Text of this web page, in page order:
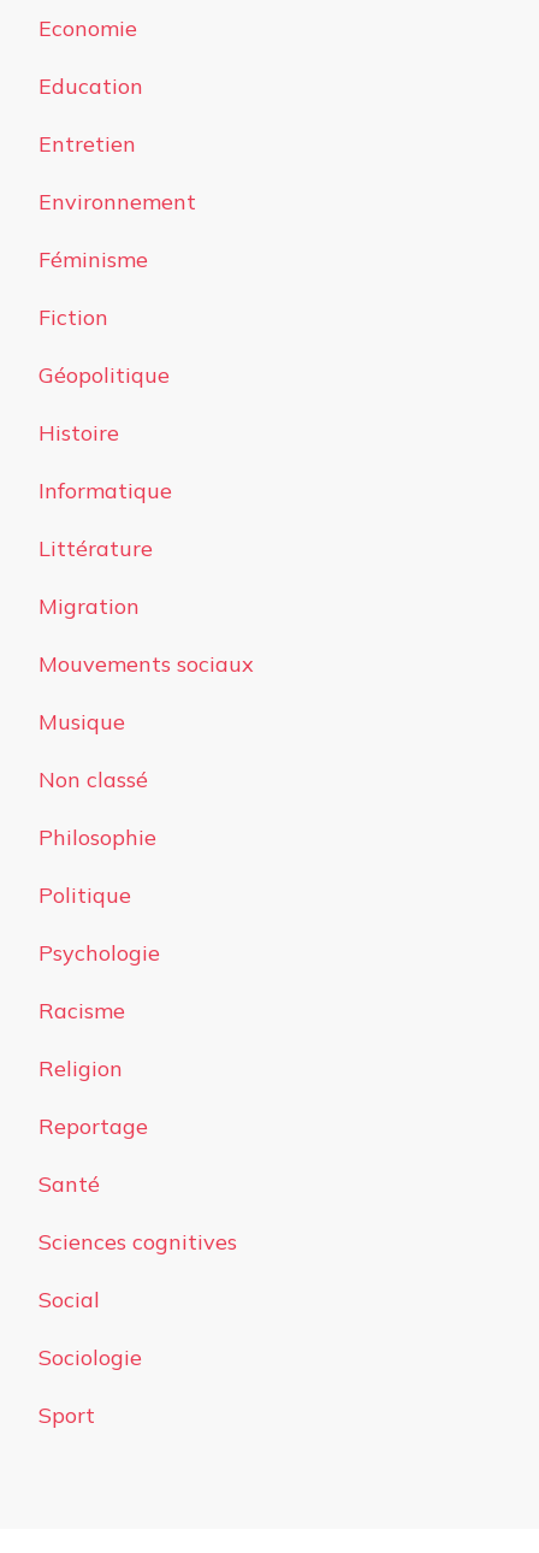
Economie
Education
Entretien
Environnement
Féminisme
Fiction
Géopolitique
Histoire
Informatique
Littérature
Migration
Mouvements sociaux
Musique
Non classé
Philosophie
Politique
Psychologie
Racisme
Religion
Reportage
Santé
Sciences cognitives
Social
Sociologie
Sport